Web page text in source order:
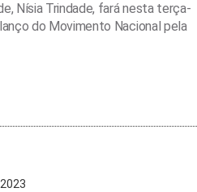
Nísia Trindade, fará nesta terça-
do Movimento Nacional pela